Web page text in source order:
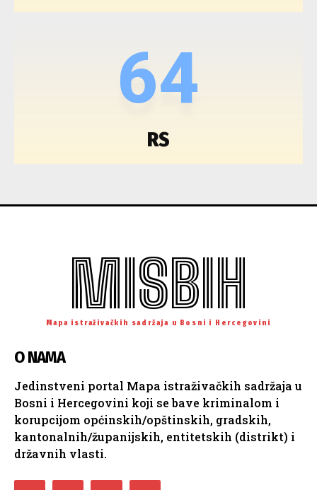
64
RS
MISBIH
Mapa istraživačkih sadržaja u Bosni i Hercegovini
O NAMA
Jedinstveni portal Mapa istraživačkih sadržaja u
Bosni i Hercegovini koji se bave kriminalom i
korupcijom općinskih/opštinskih, gradskih,
kantonalnih/županijskih, entitetskih (distrikt) i
državnih vlasti.